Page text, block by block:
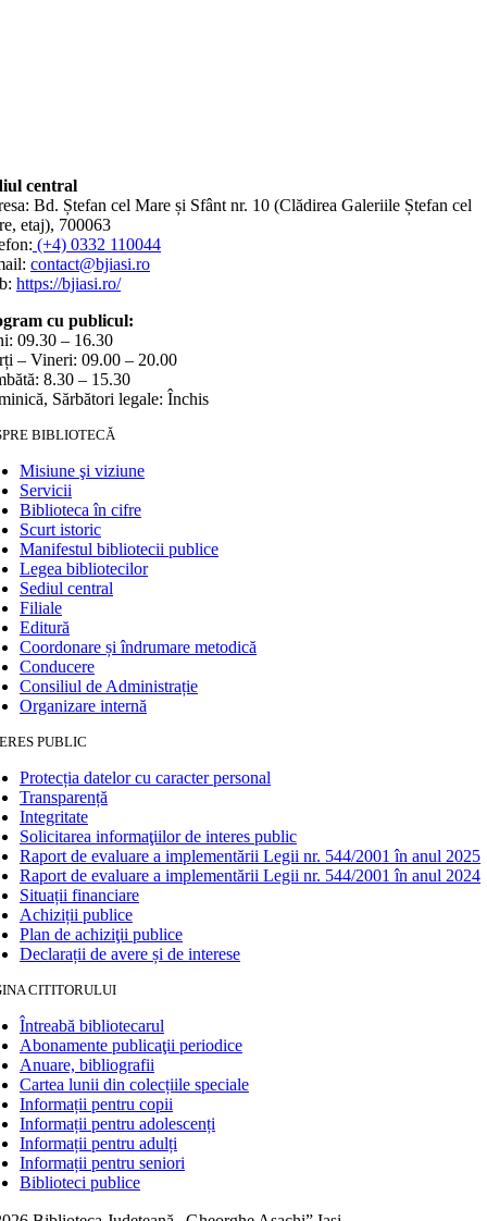
central
Bd. Ștefan cel Mare și Sfânt nr. 10 (Clădirea Galeriile Ștefan cel
etaj), 700063
(+4) 0332 110044
contact@bjiasi.ro
https://bjiasi.ro/
cu publicul:
09.30 – 16.30
– Vineri: 09.00 – 20.00
8.30 – 15.30
Sărbători legale: Închis
BIBLIOTECĂ
Misiune şi viziune
Servicii
Biblioteca în cifre
Scurt istoric
Manifestul bibliotecii publice
Legea bibliotecilor
Sediul central
Filiale
Editură
Coordonare și îndrumare metodică
Conducere
Consiliul de Administrație
Organizare internă
PUBLIC
Protecția datelor cu caracter personal
Transparență
Integritate
Solicitarea informaţiilor de interes public
Raport de evaluare a implementării Legii nr. 544/2001 în anul 2025
Raport de evaluare a implementării Legii nr. 544/2001 în anul 2024
Situații financiare
Achiziții publice
Plan de achiziţii publice
Declarații de avere și de interese
CITITORULUI
Întreabă bibliotecarul
Abonamente publicaţii periodice
Anuare, bibliografii
Cartea lunii din colecțiile speciale
Informații pentru copii
Informații pentru adolescenți
Informații pentru adulți
Informații pentru seniori
Biblioteci publice